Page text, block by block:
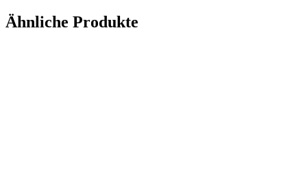
Ähnliche Produkte